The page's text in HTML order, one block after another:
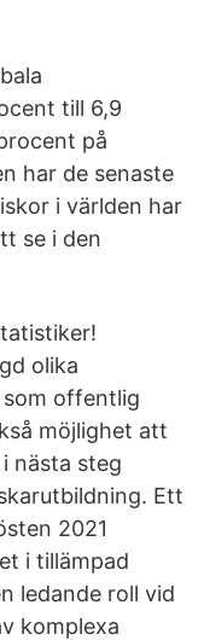
till 6,9
på
har de senaste
i världen har
se i den
olika
offentlig
möjlighet att
nästa steg
Ett
2021
i tillämpad
ledande roll vid
komplexa